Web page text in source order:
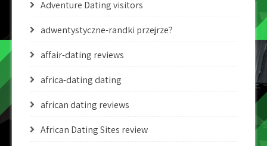
Adventure Dating visitors
adwentystyczne-randki przejrze?
affair-dating reviews
africa-dating dating
african dating reviews
African Dating Sites review